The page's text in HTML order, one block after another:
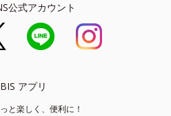
公式アカウント
アプリ
と楽しく、便利に！